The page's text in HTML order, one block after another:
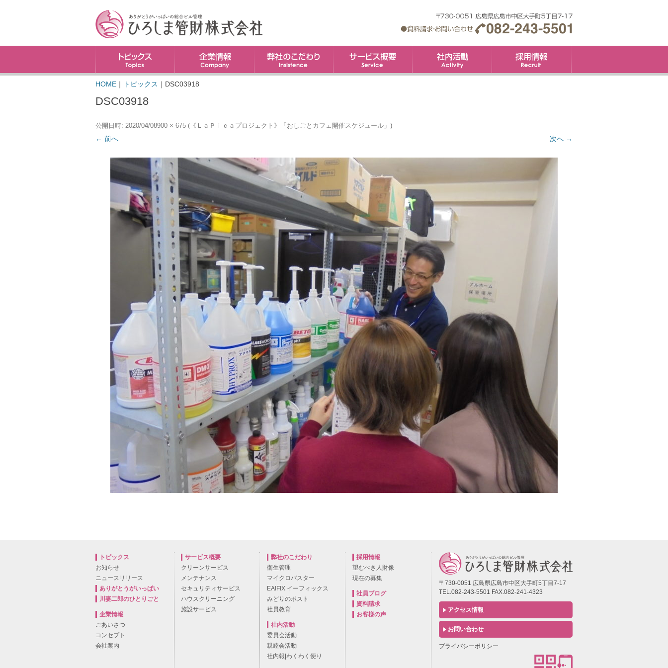
ツ
企業情報 社内活動 採用情報
HOME ｜ トピックス ｜ DSC03918
DSC03918
公開日時: 2020/04/08900 × 675 ( 《ＬａＰｉｃａプロジェクト》「おしごとカフェ開催スケジュール」 )
← 前へ 次へ →
トピックス
お知らせ
ニュースリリース
ありがとうがいっぱい
川妻二郎のひとりごと
企業情報
ごあいさつ
コンセプト
会社案内
サービス概要
クリーンサービス
メンテナンス
セキュリティサービス
ハウスクリーニング
施設サービス
弊社のこだわり
衛生管理
マイクロバスター
EAIFIX イーフィックス
みどりのポスト
社員教育
社内活動
委員会活動
親睦会活動
社内報|わくわく便り
採用情報
望むべき人財像
現在の募集
社員ブログ
資料請求
お客様の声
〒730-0051 広島県広島市中区大手町5丁目7-17
TEL.082-243-5501 FAX.082-241-4323
アクセス情報
お問い合わせ
プライバシーポリシー